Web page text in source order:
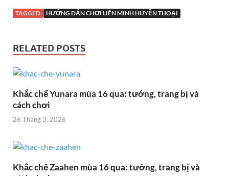
TAGGED HƯỚNG DẪN CHƠI LIÊN MINH HUYỀN THOẠI
RELATED POSTS
Khắc chế Yunara mùa 16 qua: tướng, trang bị và
cách chơi
26 Tháng 3, 2026
Khắc chế Zaahen mùa 16 qua: tướng, trang bị và